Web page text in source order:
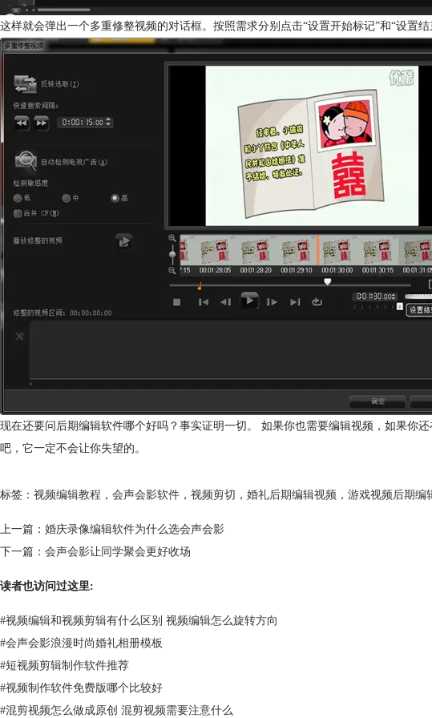
这样就会弹出一个多重修整视频的对话框。按照需求分别点击“设置开始标记”和“设置
现在还要问后期编辑软件哪个好吗？事实证明一切。 如果你也需要编辑视频，如果你
吧，它一定不会让你失望的。
标签： 视频编辑教程 ， 会声会影软件 ， 视频剪切 ， 婚礼后期编辑视频 ， 游戏视频后期编
上一篇： 婚庆录像编辑软件为什么选会声会影
下一篇： 会声会影让同学聚会更好收场
读者也访问过这里:
#视频编辑和视频剪辑有什么区别 视频编辑怎么旋转方向
#会声会影浪漫时尚婚礼相册模板
#短视频剪辑制作软件推荐
#视频制作软件免费版哪个比较好
#混剪视频怎么做成原创 混剪视频需要注意什么